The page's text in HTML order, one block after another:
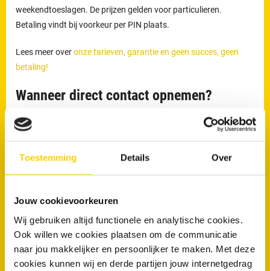
Toestemming Details Over
Jouw cookievoorkeuren
Wij gebruiken altijd functionele en analytische cookies.
Ook willen we cookies plaatsen om de communicatie
naar jou makkelijker en persoonlijker te maken. Met deze
cookies kunnen wij en derde partijen jouw internetgedrag
weekendtoeslagen. De prijzen gelden voor particulieren.
Betaling vindt bij voorkeur per PIN plaats.
Lees meer overonze tarieven, garantie en geen succes, geen
betaling!
Wanneer direct contact opnemen?
Water omhoogkomt uit de afvoer
Er sprake is van aanhoudende stank
RRS is 24 uur per dag bereikbaar via
rioolproblemen in Rijssen en omgeving.
Wil je direct van je verstopping af?